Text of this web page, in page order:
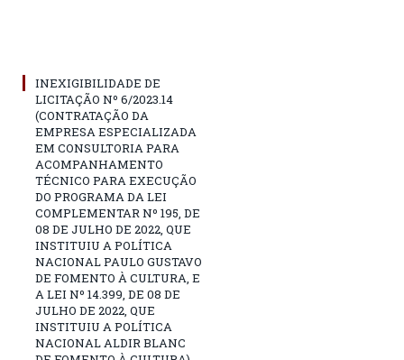
INEXIGIBILIDADE DE
LICITAÇÃO Nº 6/2023.14
(CONTRATAÇÃO DA
EMPRESA ESPECIALIZADA
EM CONSULTORIA PARA
ACOMPANHAMENTO
TÉCNICO PARA EXECUÇÃO
DO PROGRAMA DA LEI
COMPLEMENTAR Nº 195, DE
08 DE JULHO DE 2022, QUE
INSTITUIU A POLÍTICA
NACIONAL PAULO GUSTAVO
DE FOMENTO À CULTURA, E
A LEI Nº 14.399, DE 08 DE
JULHO DE 2022, QUE
INSTITUIU A POLÍTICA
NACIONAL ALDIR BLANC